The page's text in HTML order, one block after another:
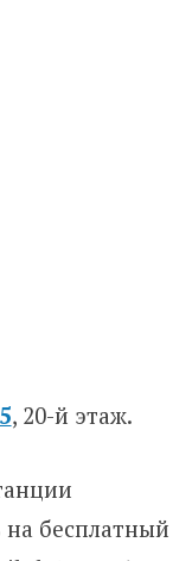
, 20-й этаж.
на бесплатный